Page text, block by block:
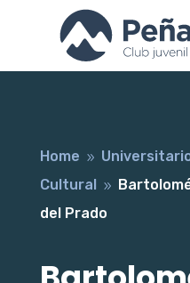
Home 9
Cultural 9
del Prado